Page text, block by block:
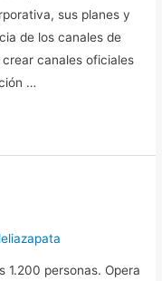
sus planes y
de los canales de
canales oficiales
…
leliazapata
1.200 personas. Opera